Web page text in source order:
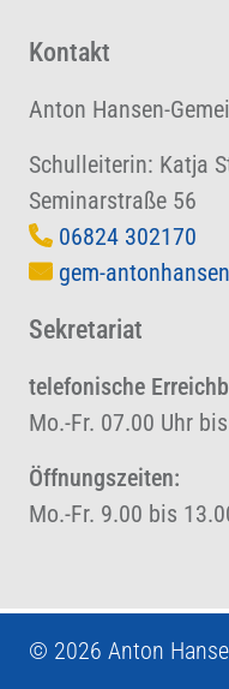
Kontakt
Anton Hansen-
Schulleiterin: Katja
Seminarstraße 56
06824 302170
gem-
Sekretariat
telefonische
Mo.-Fr. 07.00 Uhr
Öffnungszeiten:
Mo.-Fr. 9.00 bis
© 2026 Anton